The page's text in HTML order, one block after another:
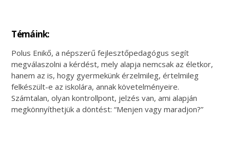
Témáink:
Polus Enikő, a népszerű fejlesztőpedagógus segít
megválaszolni a kérdést, mely alapja nemcsak az életkor,
hanem az is, hogy gyermekünk érzelmileg, értelmileg
felkészült-e az iskolára, annak követelményeire.
Számtalan, olyan kontrollpont, jelzés van, ami alapján
megkönnyíthetjük a döntést: “Menjen vagy maradjon?”